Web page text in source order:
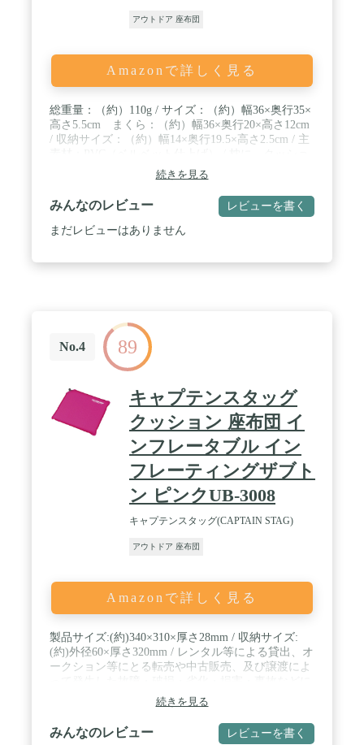
アウトドア 座布団
Amazonで詳しく見る
総重量：（約）110g / サイズ：（約）幅36×奥行35×
高さ5.5cm まくら：（約）幅36×奥行20×高さ12cm
/ 収納サイズ：（約）幅14×奥行19.5×高さ2.5cm / 主
ンに使い方2WAY。収納サイズはコンパクトな単行
続きを見る
みんなのレビュー レビューを書く
まだレビューはありません
No.4 89
キャプテンスタッグ
クッション 座布団 イ
ンフレータブル イン
フレーティングザブト
ン ピンクUB-3008
キャプテンスタッグ(CAPTAIN STAG)
アウトドア 座布団
Amazonで詳しく見る
製品サイズ:(約)340×310×厚さ28mm / 収納サイズ:
(約)外径60×厚さ320mm / レンタル等による貸出、オ
ークション等にとる転売や中古販売、及び譲渡によ
つきましては、一切責任を負いかねますので予めご
了承ください / 製品重量:(約)15g / 原産国:中国 / 厚
さ28mmのウレタンフォームで快適な座り心地! バブ
ルを開けて、空気を抜きながら丸めるだけ。 / 材質:
続きを見る
みんなのレビュー レビューを書く